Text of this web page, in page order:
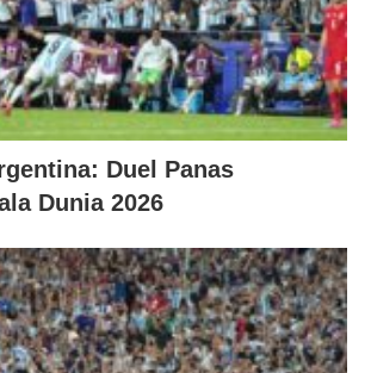
Duel Panas
Dunia 2026